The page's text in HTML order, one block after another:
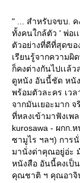
" ... สำหรับจขบ. ค
ทั้งคนใกล้ตัว ' พ่อเ
ตัวอย่างที่ดีที่สุดขอ
เรียนรู้จากความผิ
ก็คงต่างกันไปเเล้
ดูหนัง อันนี้ชัด หนัง
พร้อมตัวละคร เวล
จากมันเยอะมาก จ
ที่หลงเข้ามาฟังเพ
kurosawa - ผกก.
ซามูไร ฯลฯ) การ
มานั่งด่าคุณอยู่อ่ะ
หนังสือ อันนี้คงเป็
คุณชาติ ฯ คุณอาจิ